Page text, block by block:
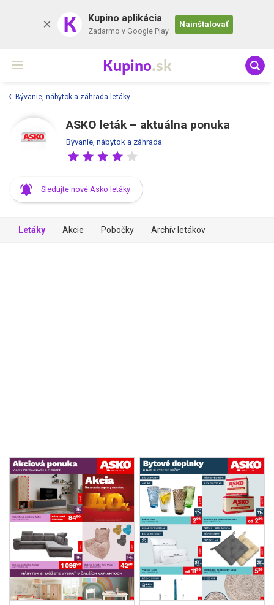
K Kupino aplikácia
Zadarmo v Google Play
Nainštalovať
Kupino.sk
Bývanie, nábytok a záhrada letáky
ASKO leták – aktuálna ponuka
Bývanie, nábytok a záhrada
Sledujte nové Asko letáky
Letáky Akcie Pobočky Archív letákov